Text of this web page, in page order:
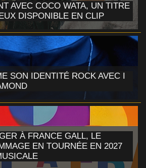
AVEC COCO WATA, UN TITRE
DISPONIBLE EN CLIP
SON IDENTITÉ ROCK AVEC I
À FRANCE GALL, LE
EN TOURNÉE EN 2027